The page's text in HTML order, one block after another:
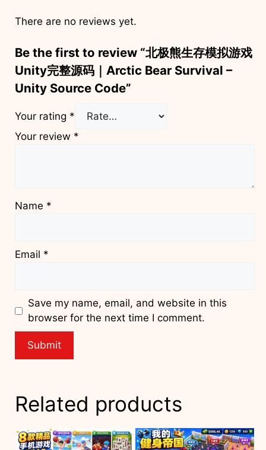
There are no reviews yet.
Be the first to review “北极熊生存模拟游戏
Unity完整源码｜Arctic Bear Survival –
Unity Source Code”
Your rating *
Your review *
Name *
Email *
Save my name, email, and website in this
browser for the next time I comment.
Related products